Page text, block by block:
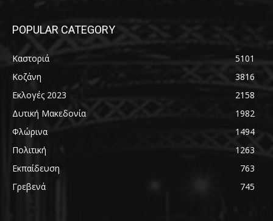
POPULAR CATEGORY
Καστοριά
5101
Κοζάνη
3816
Εκλογές 2023
2158
Δυτική Μακεδονία
1982
Φλώρινα
1494
Πολιτική
1263
Εκπαίδευση
763
Γρεβενά
745